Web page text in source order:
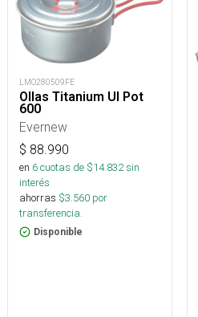
LMO280509FE
Ollas Titanium Ul Pot
600
Evernew
$ 88.990
en 6cuotas de $14.832sin
interés
ahorras $3.560 por
transferencia.
Disponible